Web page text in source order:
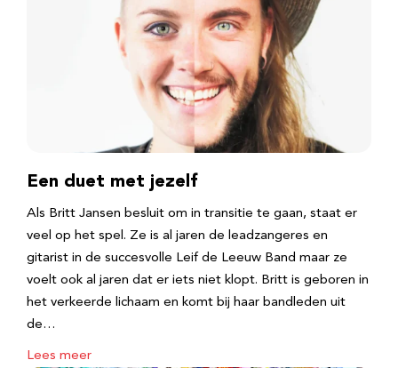
Een duet met jezelf
Als Britt Jansen besluit om in transitie te gaan, staat er
veel op het spel. Ze is al jaren de leadzangeres en
gitarist in de succesvolle Leif de Leeuw Band maar ze
voelt ook al jaren dat er iets niet klopt. Britt is geboren in
het verkeerde lichaam en komt bij haar bandleden uit
de…
Lees meer